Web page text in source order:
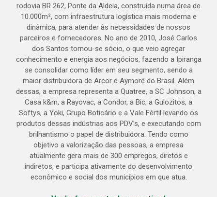
rodovia BR 262, Ponte da Aldeia, construída numa área de
10.000m², com infraestrutura logística mais moderna e
dinâmica, para atender às necessidades de nossos
parceiros e fornecedores. No ano de 2010, José Carlos
dos Santos tornou-se sócio, o que veio agregar
conhecimento e energia aos negócios, fazendo a Ipiranga
se consolidar como líder em seu segmento, sendo a
maior distribuidora de Arcor e Aymoré do Brasil. Além
dessas, a empresa representa a Quatree, a SC Johnson, a
Casa k&m, a Rayovac, a Condor, a Bic, a Gulozitos, a
Softys, a Yoki, Grupo Boticário e a Vale Fértil levando os
produtos dessas indústrias aos PDV’s, e executando com
brilhantismo o papel de distribuidora. Tendo como
objetivo a valorização das pessoas, a empresa
atualmente gera mais de 300 empregos, diretos e
indiretos, e participa ativamente do desenvolvimento
econômico e social dos municípios em que atua.